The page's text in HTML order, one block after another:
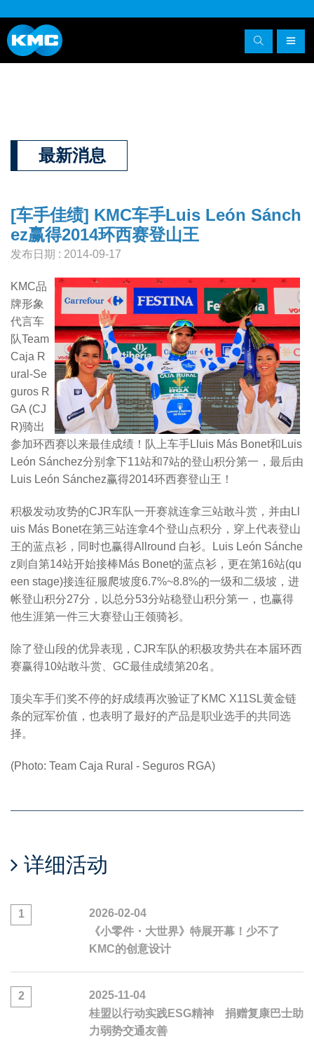
最新消息
[车手佳绩] KMC车手Luis León Sánch
ez赢得2014环西赛登山王
发布日期 : 2014-09-17
KMC品
牌形象
代言车
队Team
Caja R
ural-Se
guros R
GA (CJ
R)骑出
参加环西赛以来最佳成绩！队上车手Lluis Más Bonet和Luis
León Sánchez分别拿下11站和7站的登山积分第一，最后由
Luis León Sánchez赢得2014环西赛登山王！
积极发动攻势的CJR车队一开赛就连拿三站敢斗赏，并由Ll
uis Más Bonet在第三站连拿4个登山点积分，穿上代表登山
王的蓝点衫，同时也赢得Allround 白衫。Luis León Sánche
z则自第14站开始接棒Más Bonet的蓝点衫，更在第16站(qu
een stage)接连征服爬坡度6.7%~8.8%的一级和二级坡，进
帐登山积分27分，以总分53分站稳登山积分第一，也赢得
他生涯第一件三大赛登山王领骑衫。
除了登山段的优异表现，CJR车队的积极攻势共在本届环西
赛赢得10站敢斗赏、GC最佳成绩第20名。
顶尖车手们奖不停的好成绩再次验证了KMC X11SL黄金链
条的冠军价值，也表明了最好的产品是职业选手的共同选
择。
(Photo: Team Caja Rural - Seguros RGA)
详细活动
1
2026-02-04
《小零件・大世界》特展开幕！少不了
KMC的创意设计
2
2025-11-04
桂盟以行动实践ESG精神 捐赠复康巴士助
力弱势交通友善